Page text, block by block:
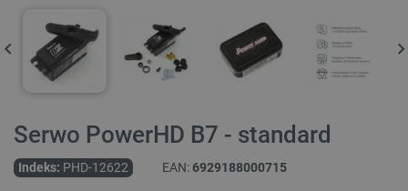
Serwo PowerHD B7 - standard
Indeks: PHD-12622 EAN:6929188000715